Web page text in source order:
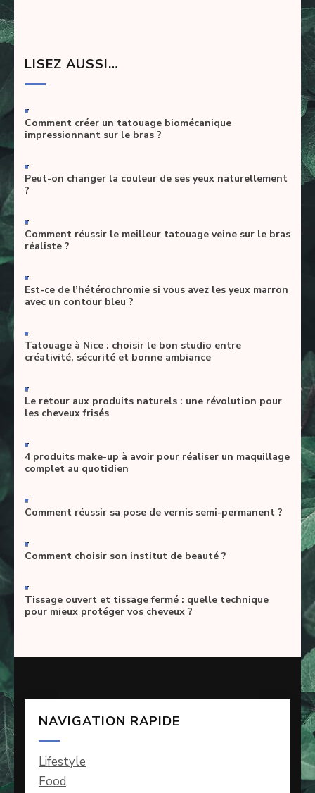
LISEZ AUSSI…
-
Comment créer un tatouage biomécanique
impressionnant sur le bras ?
-
Peut-on changer la couleur de ses yeux naturellement
?
-
Comment réussir le meilleur tatouage veine sur le bras
réaliste ?
-
Est-ce de l’hétérochromie si vous avez les yeux marron
avec un contour bleu ?
-
Tatouage à Nice : choisir le bon studio entre
créativité, sécurité et bonne ambiance
-
Le retour aux produits naturels : une révolution pour
les cheveux frisés
-
4 produits make-up à avoir pour réaliser un maquillage
complet au quotidien
-
Comment réussir sa pose de vernis semi-permanent ?
-
Comment choisir son institut de beauté ?
-
Tissage ouvert et tissage fermé : quelle technique
pour mieux protéger vos cheveux ?
NAVIGATION RAPIDE
Lifestyle
Food